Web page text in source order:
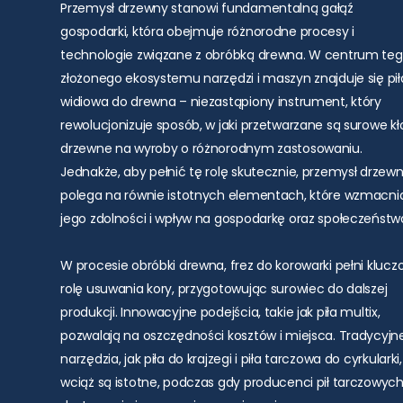
Przemysł drzewny stanowi fundamentalną gałąź
gospodarki, która obejmuje różnorodne procesy i
technologie związane z obróbką drewna. W centrum
złożonego ekosystemu narzędzi i maszyn znajduje się
widiowa do drewna – niezastąpiony instrument, który
rewolucjonizuje sposób, w jaki przetwarzane są surowe
drzewne na wyroby o różnorodnym zastosowaniu.
Jednakże, aby pełnić tę rolę skutecznie, przemysł
polega na równie istotnych elementach, które
jego zdolności i wpływ na gospodarkę oraz
W procesie obróbki drewna, frez do korowarki pełni
rolę usuwania kory, przygotowując surowiec do dalszej
produkcji. Innowacyjne podejścia, takie jak piła multix,
pozwalają na oszczędności kosztów i miejsca.
narzędzia, jak piła do krajzegi i piła tarczowa do cyrkularki,
wciąż są istotne, podczas gdy producenci pił tarczowych